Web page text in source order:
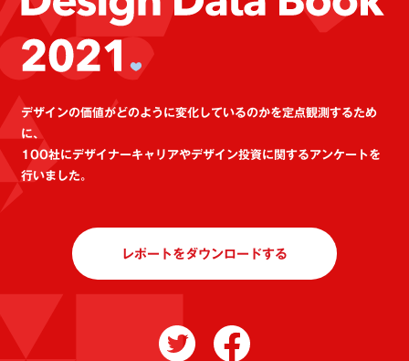
デザインの価値がどのように変化しているのかを定点観測するため
に、
100社にデザイナーキャリアやデザイン投資に関するアンケートを
行いました。
レポートをダウンロードする